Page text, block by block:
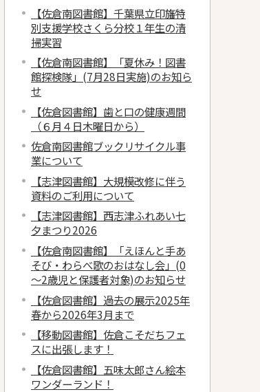
【佐倉南図書館】千葉県立印旛特
別支援学校さくら分校１年生の清
掃実習
【佐倉南図書館】「夏休み！図書
館探検隊」(7月28日実施)のお知ら
せ
【佐倉図書館】歯と口の健康週間
（６月４日木曜日から）
佐倉南図書館ブックリサイクル事
業について
【志津図書館】大規模改修に伴う
資料のご利用について
【志津図書館】西志津ふれあい七
夕まつり2026
【佐倉南図書館】「えほんと手あ
そび・わらべ歌のおはなし会」(0
～2歳児と保護者対象)のお知らせ
【佐倉図書館】過去の展示2025年
春から2026年3月まで
【移動図書館】佐倉こそだちフェ
スに出張します！
【佐倉図書館】五味太郎さん絵本
ワンダーランド！